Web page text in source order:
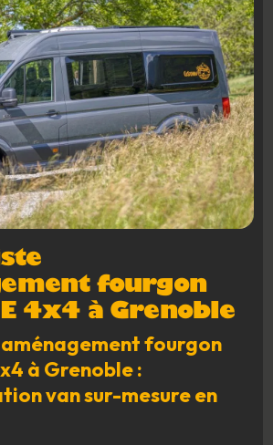
fourgon
4x4 à Grenoble
fourgon
à Grenoble :
van sur-mesure en